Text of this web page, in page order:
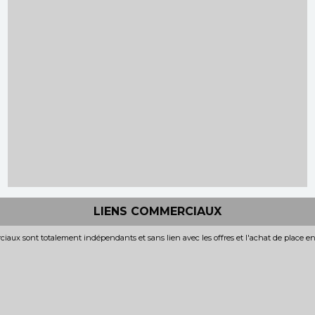
LIENS COMMERCIAUX
sont totalement indépendants et sans lien avec les offres et l'achat de place